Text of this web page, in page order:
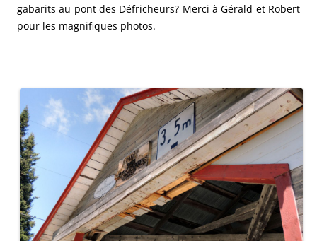
gabarits au pont des Défricheurs? Merci à Gérald et Robert
pour les magnifiques photos.